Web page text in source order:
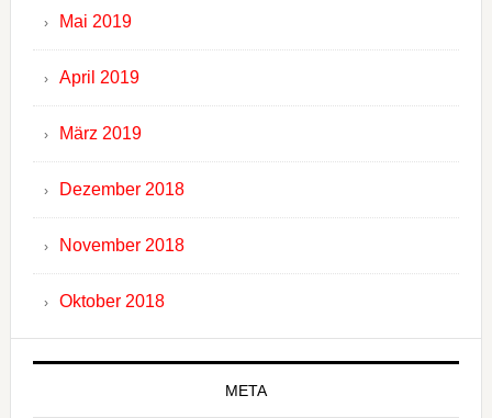
Mai 2019
April 2019
März 2019
Dezember 2018
November 2018
Oktober 2018
META